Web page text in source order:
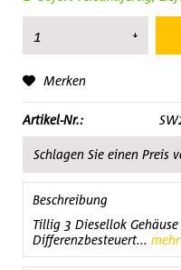
Merken
Artikel-Nr.:
Schlagen Sie einen Preis
Beschreibung
Tillig 3 Diesellok
Differenzbesteuert... mehr